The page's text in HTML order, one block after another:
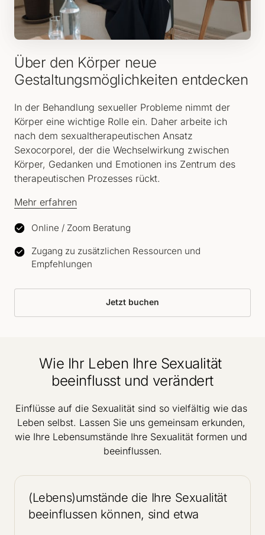
Über den Körper neue
Gestaltungsmöglichkeiten entdecken
In der Behandlung sexueller Probleme nimmt der
Körper eine wichtige Rolle ein. Daher arbeite ich
nach dem sexualtherapeutischen Ansatz
Sexocorporel, der die Wechselwirkung zwischen
Körper, Gedanken und Emotionen ins Zentrum des
therapeutischen Prozesses rückt.
Mehr erfahren
Online / Zoom Beratung
Zugang zu zusätzlichen Ressourcen und
Empfehlungen
Jetzt buchen
Wie Ihr Leben Ihre Sexualität
beeinflusst und verändert
Einflüsse auf die Sexualität sind so vielfältig wie das
Leben selbst. Lassen Sie uns gemeinsam erkunden,
wie Ihre Lebensumstände Ihre Sexualität formen und
beeinflussen.
(Lebens)umstände die Ihre Sexualität
beeinflussen können, sind etwa